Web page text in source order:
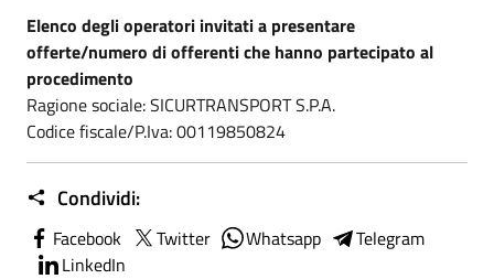
Elenco degli operatori invitati a presentare
offerte/numero di offerenti che hanno partecipato al
procedimento
Ragione sociale: SICURTRANSPORT S.P.A.
Codice fiscale/P.Iva: 00119850824
Condividi:
Facebook Twitter Whatsapp
Telegram
LinkedIn